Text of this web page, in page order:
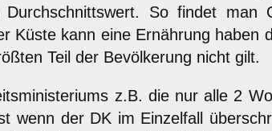
So findet man
Küste kann eine Ernährung
Teil der Bevölkerung nicht gilt.
z.B. die nur alle 2
wenn der DK im Einzelfall